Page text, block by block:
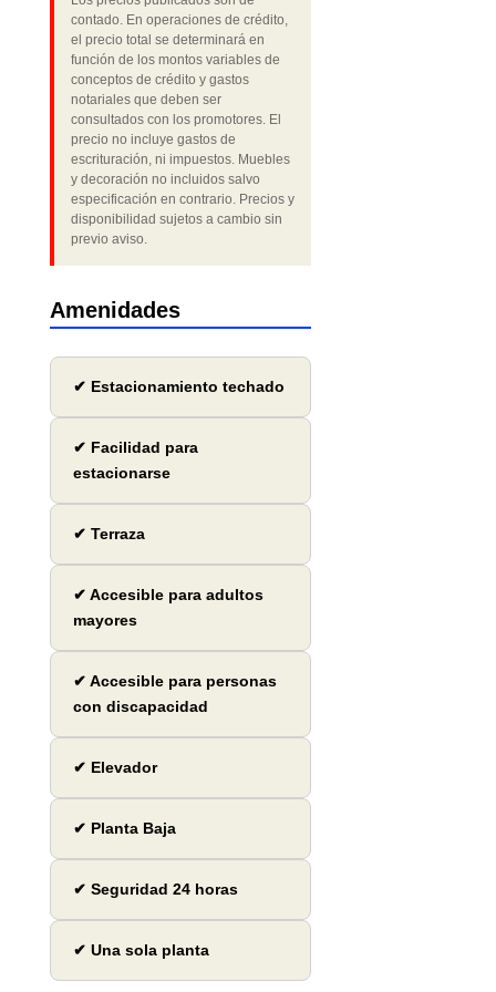
contado. En operaciones de crédito,
el precio total se determinará en
función de los montos variables de
conceptos de crédito y gastos
notariales que deben ser
consultados con los promotores. El
precio no incluye gastos de
escrituración, ni impuestos. Muebles
y decoración no incluidos salvo
especificación en contrario. Precios y
disponibilidad sujetos a cambio sin
previo aviso.
Amenidades
✔ Estacionamiento techado
✔ Facilidad para
estacionarse
✔ Terraza
✔ Accesible para adultos
mayores
✔ Accesible para personas
con discapacidad
✔ Elevador
✔ Planta Baja
✔ Seguridad 24 horas
✔ Una sola planta